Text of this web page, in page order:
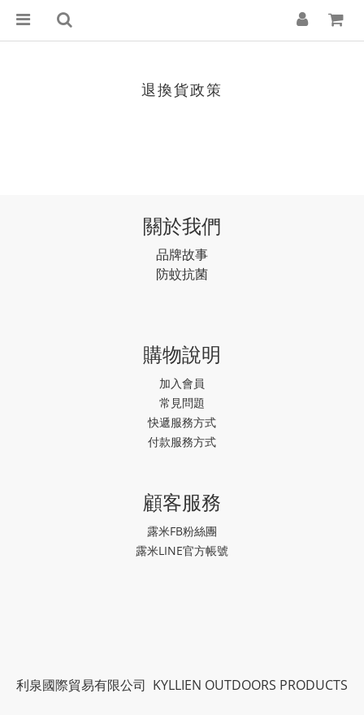
退換貨政策
關於我們
品牌故事
防蚊抗菌
購物說明
加入會員
常見問題
快遞服務方式
付款服務方式
顧客服務
露米FB粉絲團
露米LINE官方帳號
利泉國際貿易有限公司 KYLLIEN OUTDOORS PRODUCTS